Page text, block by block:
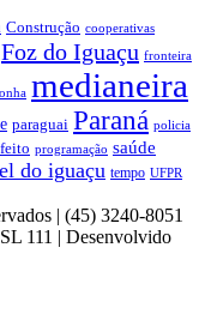
Construção cooperativas
Foz do Iguaçu fronteira
medianeira
paraguai Paraná policia
programação saúde
do iguaçu tempo UFPR
| (45) 3240-8051
111 | Desenvolvido